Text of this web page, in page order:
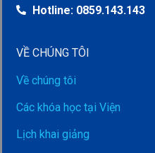
Hotline: 0859.143.143
VỀ CHÚNG TÔI
Về chúng tôi
Các khóa học tại Viện
Lịch khai giảng